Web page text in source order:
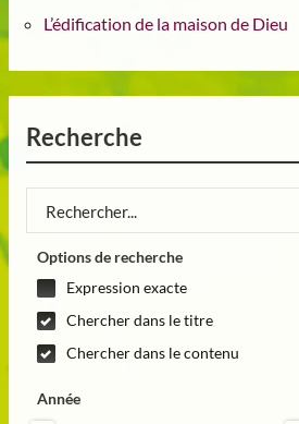
L’édification de la maison de Dieu
Recherche
Options de recherche
Expression exacte
Chercher dans le titre
Chercher dans le contenu
Année